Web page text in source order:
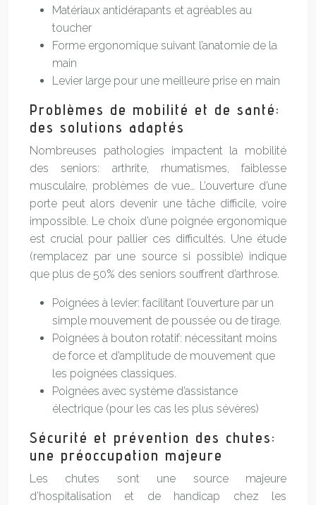
Matériaux antidérapants et agréables au
toucher
Forme ergonomique suivant l’anatomie de la
main
Levier large pour une meilleure prise en main
Problèmes de mobilité et de santé:
des solutions adaptés
Nombreuses pathologies impactent la mobilité
des seniors: arthrite, rhumatismes, faiblesse
musculaire, problèmes de vue… L’ouverture d’une
porte peut alors devenir une tâche difficile, voire
impossible. Le choix d’une poignée ergonomique
est crucial pour pallier ces difficultés. Une étude
(remplacez par une source si possible) indique
que plus de 50% des seniors souffrent d’arthrose.
Poignées à levier: facilitant l’ouverture par un
simple mouvement de poussée ou de tirage.
Poignées à bouton rotatif: nécessitant moins
de force et d’amplitude de mouvement que
les poignées classiques.
Poignées avec système d’assistance
électrique (pour les cas les plus sévères)
Sécurité et prévention des chutes:
une préoccupation majeure
Les chutes sont une source majeure
d’hospitalisation et de handicap chez les